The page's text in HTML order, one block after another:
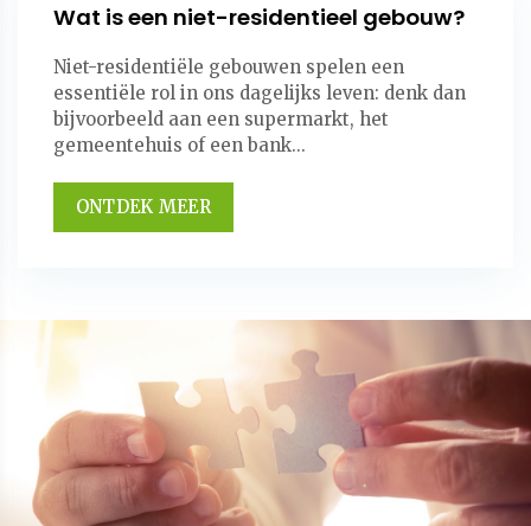
Wat is een niet-residentieel gebouw?
Niet-residentiële gebouwen spelen een
essentiële rol in ons dagelijks leven: denk dan
bijvoorbeeld aan een supermarkt, het
gemeentehuis of een bank...
ONTDEK MEER